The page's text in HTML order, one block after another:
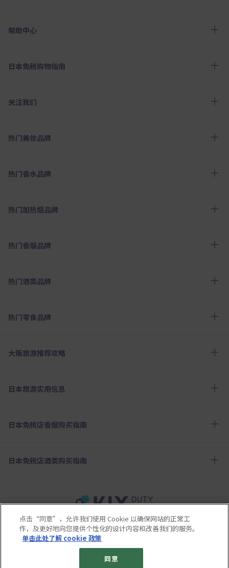
帮助中心
日本免税购物指南
关注我们
热门美妆品牌
热门香水品牌
热门加热烟品牌
热门香烟品牌
热门酒类品牌
热门零食品牌
大阪旅游推荐攻略
日本旅游实用信息
日本免税店香烟购买指南
日本免税店酒类购买指南
© 2023 Kansai Airports Retail & Services All rights reserved.
使用条款 隐私保护条款
Cookie政策
关于社交媒体使用规章
点击“同意”，允许我们使用 Cookie 以确保网站的正常工
作，及更好地向您提供个性化的设计内容和改善我们的服务。
单击此处了解 cookie 政策
同意